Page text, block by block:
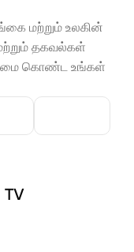
மற்றும் உலகின்
தகவல்கள்
கொண்ட உங்கள்